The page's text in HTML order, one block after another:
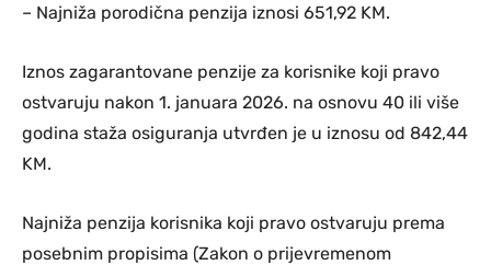
– Najniža porodična penzija iznosi 651,92 KM.
Iznos zagarantovane penzije za korisnike koji pravo
ostvaruju nakon 1. januara 2026. na osnovu 40 ili više
godina staža osiguranja utvrđen je u iznosu od 842,44
KM.
Najniža penzija korisnika koji pravo ostvaruju prema
posebnim propisima (Zakon o prijevremenom